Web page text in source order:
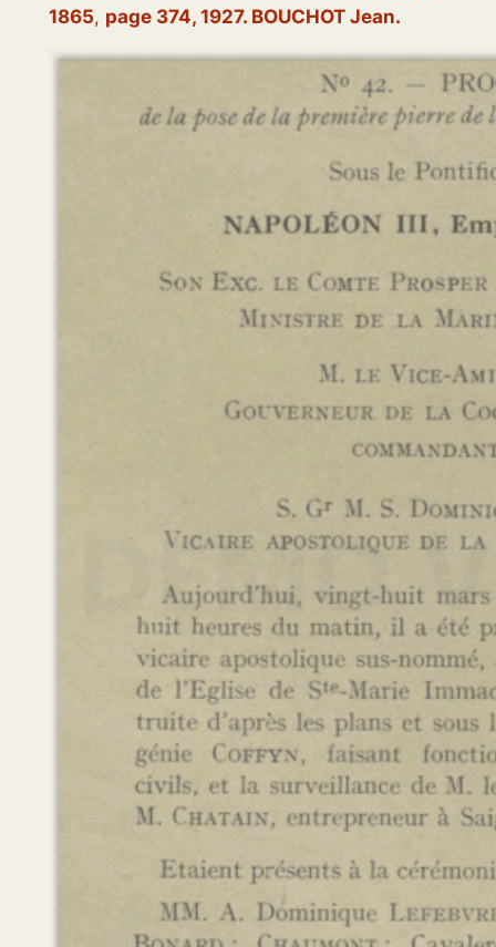
1865, page 374, 1927. BOUCHOT Jean.